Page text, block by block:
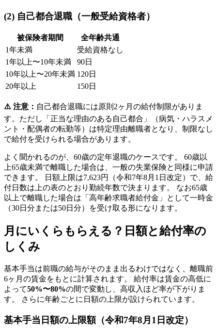
(2) 自己都合退職（一般受給資格者）
被保険者期間
全年齢共通
1年未満
受給資格なし
1年以上〜10年未満
90日
10年以上〜20年未満 120日
20年以上
150日
⚠️ 注意： 自己都合退職には原則2ヶ月の給付制限がありま
す。ただし「正当な理由のある自己都合」（病気・ハラスメ
ント・配偶者の転勤等）は特定理由離職者となり、制限なし
で給付を受けられる場合があります。
よく聞かれるのが、60歳の定年退職のケースです。 60歳以
上65歳未満で離職した場合は、一般の失業保険と同様に申請
できます。 日額上限は7,623円（令和7年8月1日改定）で、給
付日数は上の表のとおり勤続年数で決まります。 なお65歳
以上で離職した場合は「高年齢求職者給付金」として一時金
（30日分または50日分）を受け取る形になります。
月にいくらもらえる？日額と給付率の
しくみ
基本手当は前職の給与がそのまま出るわけではなく、離職前
6ヶ月の賃金をもとに計算されます。 給付率は賃金の高低に
よって50%〜80%の間で変動し、高収入ほど率が下がりま
す。 さらに年齢ごとに日額の上限が設けられています。
基本手当日額の上限額（令和7年8月1日改定）